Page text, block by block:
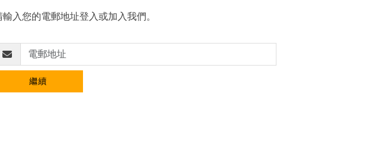
輸入您的電郵地址登入或加入我們。
繼續